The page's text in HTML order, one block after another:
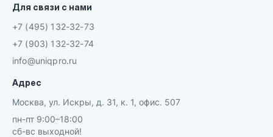
Для связи с нами
+7 (495) 132-32-73
+7 (903) 132-32-74
info@uniqpro.ru
Адрес
Москва, ул. Искры, д. 31, к. 1, офис. 507
пн-пт 9:00–18:00
сб-вс выходной!